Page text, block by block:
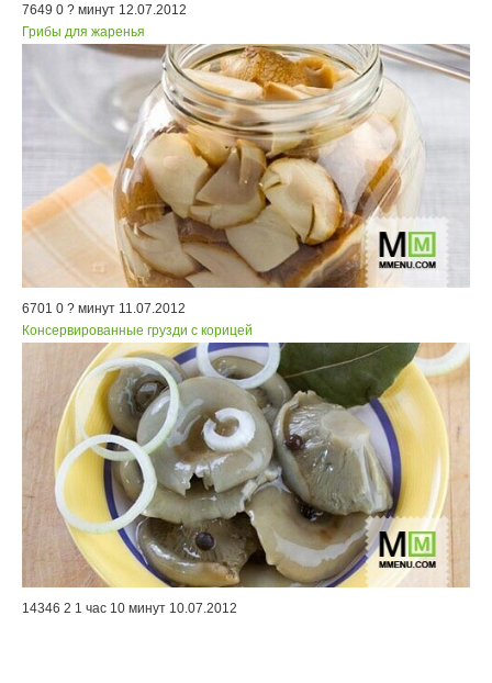
7649 0 ? минут 12.07.2012
Грибы для жаренья
6701 0 ? минут 11.07.2012
Консервированные грузди с корицей
14346 2 1 час 10 минут 10.07.2012